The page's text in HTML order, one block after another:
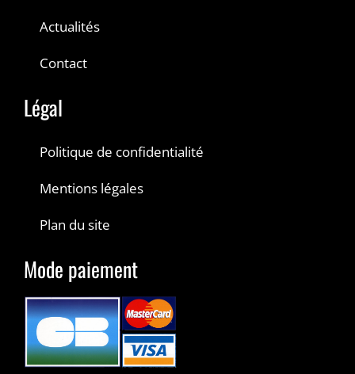
Actualités
Contact
Légal
Politique de confidentialité
Mentions légales
Plan du site
Mode paiement